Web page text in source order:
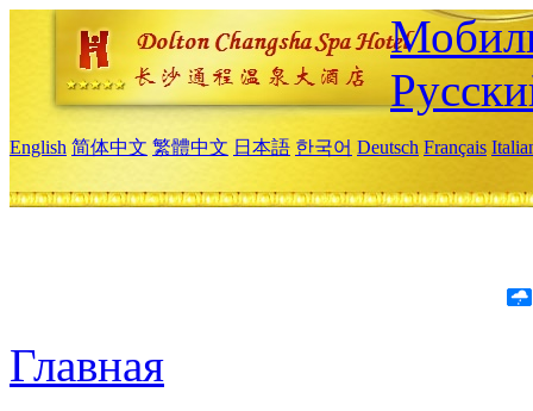
English 简体中文 繁體中文 日本語 한국어 Deutsch Français
Главная